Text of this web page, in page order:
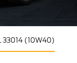
33014 (10W40)